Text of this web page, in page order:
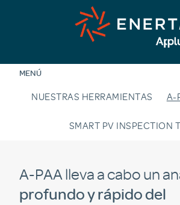
MENÚ
NUESTRAS HERRAMIENTAS A-
SMART PV INSPECTION
A-PAA lleva a cabo un
profundo y rápido del